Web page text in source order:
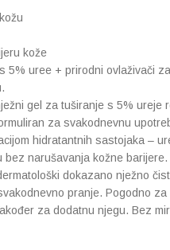
kože
5% uree + prirodni ovlaživači
gel za tuširanje s 5% ureje
za svakodnevnu
hidratantnih sastojaka –
bez narušavanja kožne
dokazano nježno
pranje. Pogodno
za dodatnu njegu. Bez